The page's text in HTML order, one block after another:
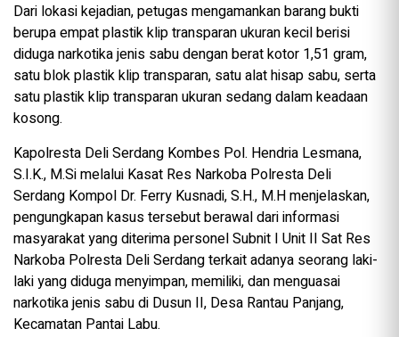
Dari lokasi kejadian, petugas mengamankan barang bukti
berupa empat plastik klip transparan ukuran kecil berisi
diduga narkotika jenis sabu dengan berat kotor 1,51 gram,
satu blok plastik klip transparan, satu alat hisap sabu, serta
satu plastik klip transparan ukuran sedang dalam keadaan
kosong.
Kapolresta Deli Serdang Kombes Pol. Hendria Lesmana,
S.I.K., M.Si melalui Kasat Res Narkoba Polresta Deli
Serdang Kompol Dr. Ferry Kusnadi, S.H., M.H menjelaskan,
pengungkapan kasus tersebut berawal dari informasi
masyarakat yang diterima personel Subnit I Unit II Sat Res
Narkoba Polresta Deli Serdang terkait adanya seorang laki-
laki yang diduga menyimpan, memiliki, dan menguasai
narkotika jenis sabu di Dusun II, Desa Rantau Panjang,
Kecamatan Pantai Labu.